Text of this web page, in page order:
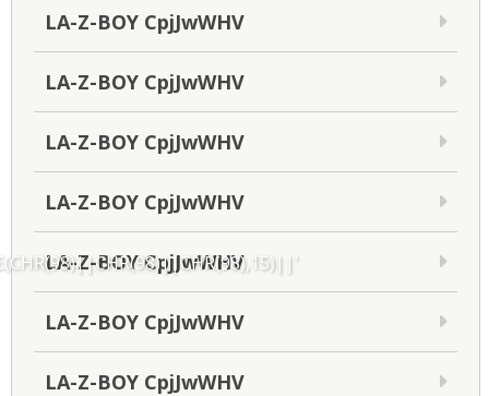
LA-Z-BOY CpjJwWHV
LA-Z-BOY CpjJwWHV
LA-Z-BOY CpjJwWHV
LA-Z-BOY CpjJwWHV
LA-Z-BOY CpjJwWHV
LA-Z-BOY CpjJwWHV
LA-Z-BOY CpjJwWHV